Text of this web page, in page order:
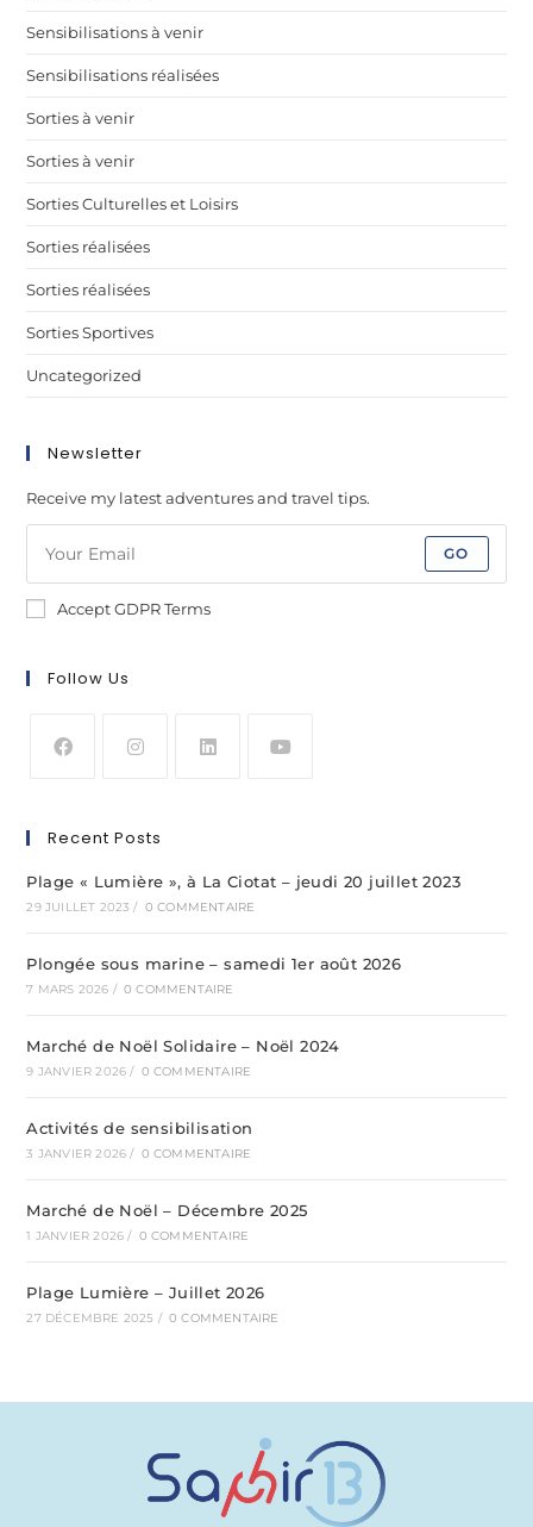
Sensibilisations à venir
Sensibilisations réalisées
Sorties à venir
Sorties à venir
Sorties Culturelles et Loisirs
Sorties réalisées
Sorties réalisées
Sorties Sportives
Uncategorized
Newsletter
Receive my latest adventures and travel tips.
GO
Accept GDPR Terms
Follow Us
Recent Posts
Plage « Lumière », à La Ciotat – jeudi 20 juillet 2023
29 JUILLET 2023 / 0 COMMENTAIRE
Plongée sous marine – samedi 1er août 2026
7 MARS 2026 / 0 COMMENTAIRE
Marché de Noël Solidaire – Noël 2024
9 JANVIER 2026 / 0 COMMENTAIRE
Activités de sensibilisation
3 JANVIER 2026 / 0 COMMENTAIRE
Marché de Noël – Décembre 2025
1 JANVIER 2026 / 0 COMMENTAIRE
Plage Lumière – Juillet 2026
27 DÉCEMBRE 2025 / 0 COMMENTAIRE